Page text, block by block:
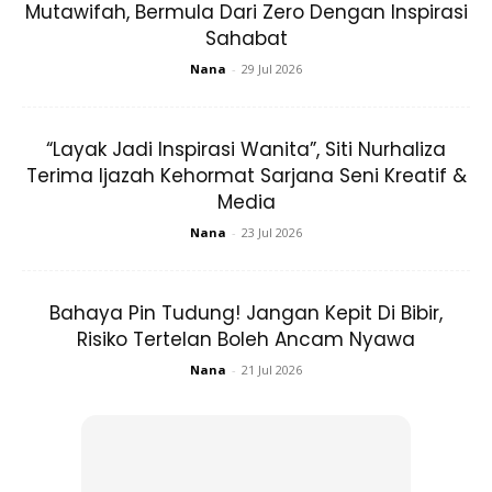
penghadaman, mempercepatkan metabolisme, dan
meningkatkan peredaran darah di kawasan perut sambil
merangsang organ perut. Dan perkara yang terbaik ialah
Mutawifah, Bermula Dari Zero Dengan Inspirasi
Sahabat
Nana - 29 Jul 2026
“Layak Jadi Inspirasi Wanita”, Siti Nurhaliza
Terima Ijazah Kehormat Sarjana Seni Kreatif &
Media
Nana - 23 Jul 2026
Bahaya Pin Tudung! Jangan Kepit Di Bibir,
Risiko Tertelan Boleh Ancam Nyawa
Nana - 21 Jul 2026